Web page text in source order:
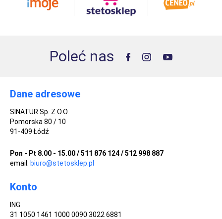
Poleć nas
Dane adresowe
SINATUR Sp. Z O.O.
Pomorska 80 / 10
91-409 Łódź
Pon - Pt 8.00 - 15.00 / 511 876 124 / 512 998 887
email: biuro@stetosklep.pl
Konto
ING
31 1050 1461 1000 0090 3022 6881